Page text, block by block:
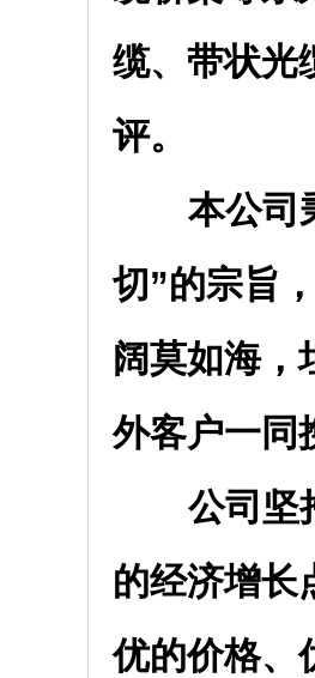
缆、带状光
评。
本公司秉
切”的宗旨
阔莫如海，
外客户一同
公司坚持
的经济增长
优的价格、